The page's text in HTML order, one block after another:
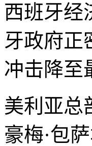
西班牙经
牙政府正
冲击降至
美利亚总
豪梅·包